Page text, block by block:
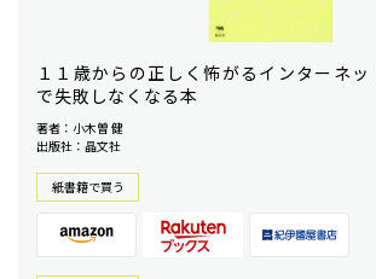
１１歳からの正しく怖がるインターネッ
で失敗しなくなる本
著者：小木曽 健
出版社：晶文社
紙書籍で買う